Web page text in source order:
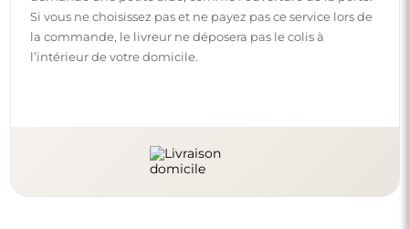
Si vous ne choisissez pas et ne payez pas ce service lors de
la commande, le livreur ne déposera pas le colis à
l’intérieur de votre domicile.